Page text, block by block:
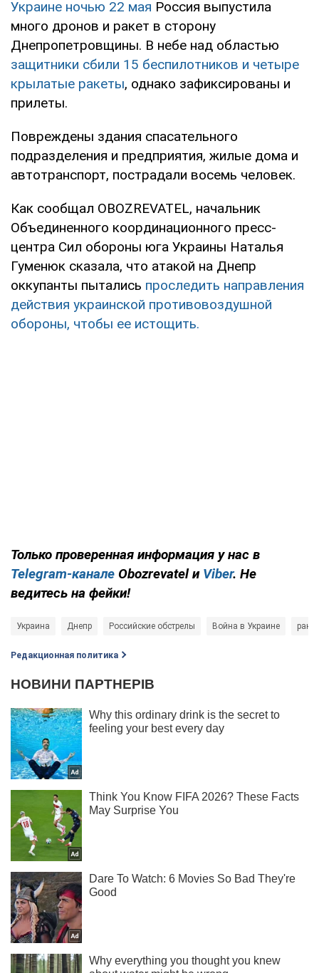
Украине ночью 22 мая Россия выпустила
много дронов и ракет в сторону
Днепропетровщины. В небе над областью
защитники сбили 15 беспилотников и четыре
крылатые ракеты, однако зафиксированы и
прилеты.
Повреждены здания спасательного
подразделения и предприятия, жилые дома и
автотранспорт, пострадали восемь человек.
Как сообщал OBOZREVATEL, начальник
Объединенного координационного пресс-
центра Сил обороны юга Украины Наталья
Гуменюк сказала, что атакой на Днепр
оккупанты пытались проследить направления
действия украинской противовоздушной
обороны, чтобы ее истощить.
Только проверенная информация у нас в
Telegram-канале Obozrevatel и Viber. Не
ведитесь на фейки!
Украина Днепр Российские обстрелы Война в Украине
Редакционная политика